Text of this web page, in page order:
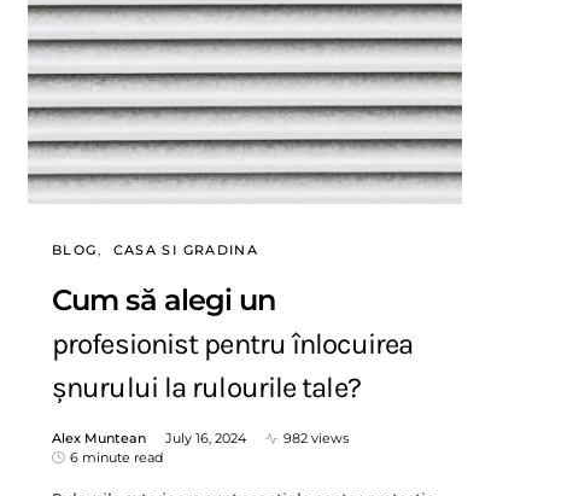
BLOG CASA SI GRADINA
Cum să alegi un
profesionist pentru înlocuirea
șnurului la rulourile tale?
Alex Muntean July 16, 2024
982 views
6 minute read